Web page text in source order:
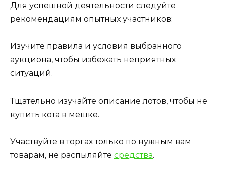
Для успешной деятельности следуйте
рекомендациям опытных участников:
Изучите правила и условия выбранного
аукциона, чтобы избежать неприятных
ситуаций.
Тщательно изучайте описание лотов, чтобы не
купить кота в мешке.
Участвуйте в торгах только по нужным вам
товарам, не распыляйте средства.